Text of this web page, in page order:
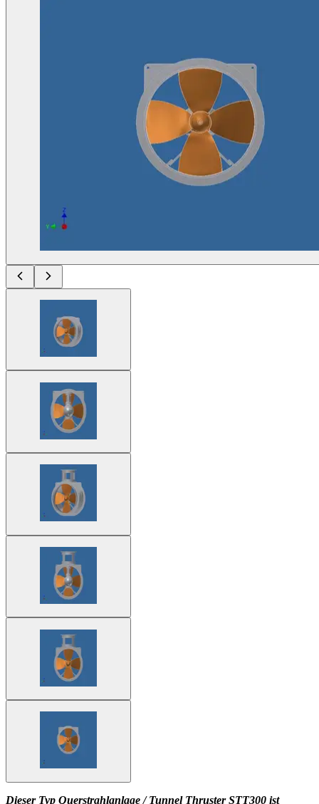
Dieser Typ Querstrahlanlage / Tunnel Thruster STT300 ist